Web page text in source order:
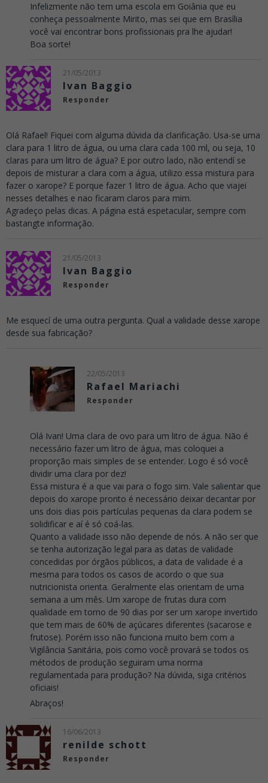
Infelizmente não tem uma escola em Goiânia que eu
conheça pessoalmente Mirito, mas sei que em Brasília
você vai encontrar bons profissionais pra lhe ajudar!
Boa sorte!
21/05/2013
Ivan Baggio
Responder
Olá Rafael! Fiquei com alguma dúvida da clarificação. Usa-se uma
clara para 1 litro de água, ou uma clara cada 100 ml, ou seja, 10
claras para um litro de água? E por outro lado, não entendí se
depois de misturar a clara com a água, utilizo essa mistura para
fazer o xarope? E porque fazer 1 litro de água. Acho que viajei
nesses detalhes e nao ficaram claros para mim.
Agradeço pelas dicas. A página está espetacular, sempre com
bastangte informação.
21/05/2013
Ivan Baggio
Responder
Me esquecí de uma outra pergunta. Qual a validade desse xarope
desde sua fabricação?
22/05/2013
Rafael Mariachi
Responder
Olá Ivan! Uma clara de ovo para um litro de água. Não é
necessário fazer um litro de água, mas coloquei a
proporção mais simples de se entender. Logo é só você
dividir uma clara por dez!
Essa mistura é a que vai para o fogo sim. Vale salientar que
depois do xarope pronto é necessário deixar decantar por
uns dois dias pois partículas pequenas da clara podem se
solidificar e aí é só coá-las.
Quanto a validade isso não depende de nós. A não ser que
se tenha autorização legal para as datas de validade
concedidas por órgãos públicos, a data de validade é a
mesma para todos os casos de acordo o que sua
nutricionista orienta. Geralmente elas orientam de uma
semana a um mês. Um xarope de frutas dura com
qualidade em torno de 90 dias por ser um xarope invertido
que tem mais de 60% de açúcares diferentes (sacarose e
frutose). Porém isso não funciona muito bem com a
Vigilância Sanitária, pois como você provará se todos os
métodos de produção seguiram uma norma
regulamentada para produção? Na dúvida, siga critérios
oficiais!
Abraços!
16/06/2013
renilde schott
Responder